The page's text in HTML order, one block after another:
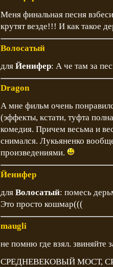
Меня финальная песня
крутят везде!!! И как такое
Волосатый
для Йенифер: А че там за
Dragon
А мне фильм очень
(эффекты, кстати, туфта
комедия. Причем весьма и
снимался. Лукьяненко
произведениями.
Йенифер
для Волосатый: помесь
Это просто кошмар(((
maugli
не помню где взял. звиняйте
СРЕДНЕВЕКОВЫЙ МОСТ,